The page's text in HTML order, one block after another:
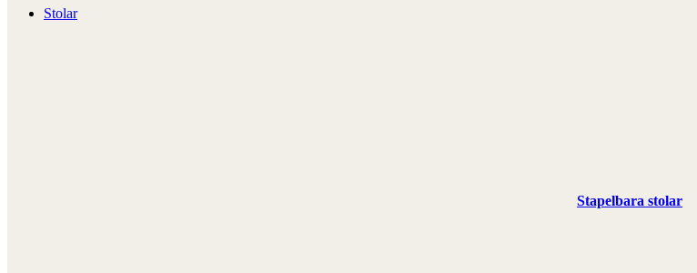
Stolar
Stapelbara stolar